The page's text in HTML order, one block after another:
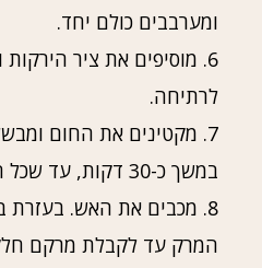
ומערבבים כולם יחד.
6. מוסיפים את ציר
לרתיחה.
7. מקטינים את החום
במשך כ-30 דקות, עד שכל הירקות רכים ומבשלים.
8. מכבים את האש.
המרק עד לקבלת מרקם